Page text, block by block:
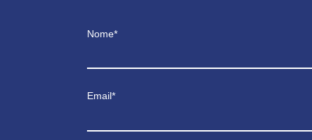
Nome*
Email*